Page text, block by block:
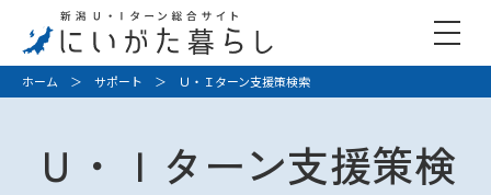
ホーム ＞ サポート ＞ Ｕ・Ｉターン支援策検索
Ｕ・Ｉターン支援策検